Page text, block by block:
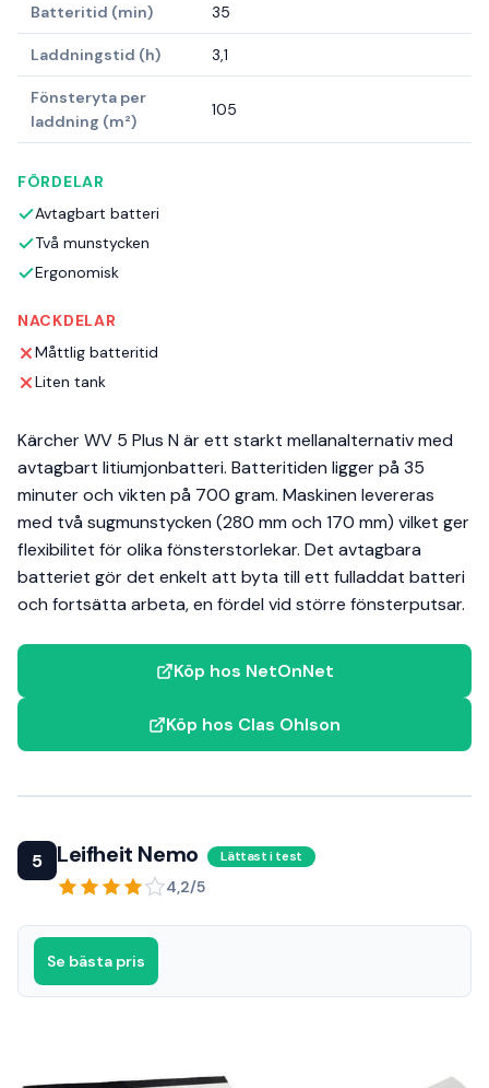
Batteritid (min) 35
Laddningstid (h) 3,1
Fönsteryta per
laddning (m²)
105
FÖRDELAR
Avtagbart batteri
Två munstycken
Ergonomisk
NACKDELAR
Måttlig batteritid
Liten tank
Kärcher WV 5 Plus N är ett starkt mellanalternativ med
avtagbart litiumjonbatteri. Batteritiden ligger på 35
minuter och vikten på 700 gram. Maskinen levereras
med två sugmunstycken (280 mm och 170 mm) vilket ger
flexibilitet för olika fönsterstorlekar. Det avtagbara
batteriet gör det enkelt att byta till ett fulladdat batteri
och fortsätta arbeta, en fördel vid större fönsterputsar.
Köp hos NetOnNet
Köp hos Clas Ohlson
5 Leifheit Nemo Lättast i test
4,2/5
Se bästa pris